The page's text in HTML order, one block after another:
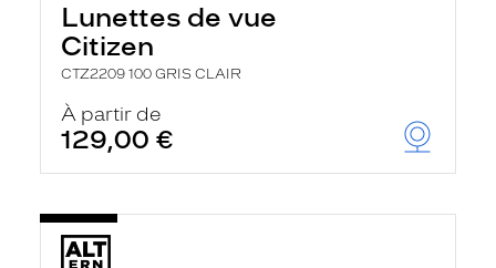
Lunettes de vue
Citizen
CTZ2209 100 GRIS CLAIR
À partir de
129,00 €